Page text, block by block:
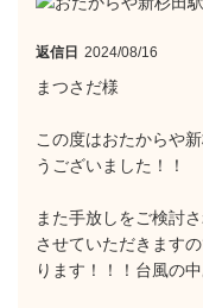
返信日 2024/08/16
まつさだ様
この度はおたからや
うございました！！
また手放しをご検討
させていただきます
ります！！！台風の